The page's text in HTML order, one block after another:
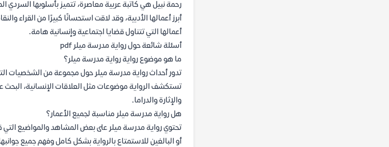
رحمة نبيل هي كاتبة عربية معاصرة، تتميز بأسلوبها السردي
أبرز أعمالها الأدبية، وقد لاقت استحسانًا كبيرًا من القراء
أعمالها التي تتناول قضايا اجتماعية وإنسانية هامة.
أسئلة شائعة حول رواية مدرسة ميلر pdf
ما هو موضوع رواية رواية مدرسة ميلر؟
تدور أحداث رواية مدرسة ميلر حول مجموعة من الشخصيات
تستكشف الرواية موضوعات مثل العلاقات الإنسانية، البحث
والإثارة والدراما.
هل رواية مدرسة ميلر مناسبة لجميع الأعمار؟
تحتوي رواية مدرسة ميلر على بعض المشاهد والمواضيع
أو البالغين للاستمتاع بالرواية بشكل كامل وفهم جميع